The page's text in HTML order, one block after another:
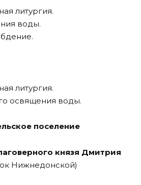
литургия.
воды.
литургия.
освящения воды.
поселение
князя Дмитрия
Нижнедонской)